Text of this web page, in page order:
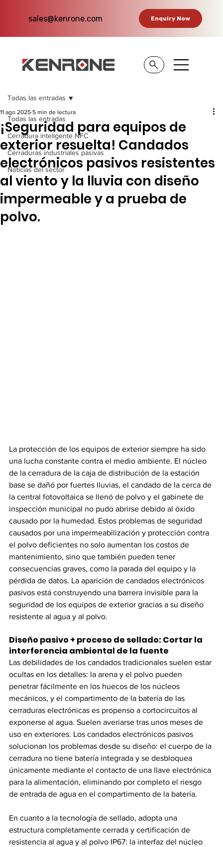
sales@kenrone.com Enquiry Now
Todas las entradas
Cerradura inteligente NFC
Cerraduras industriales pasivas
Noticias del sector
Todas las entradas
¡Seguridad para equipos de
exterior resuelta! Candados
electrónicos pasivos resistentes
al viento y la lluvia con diseño
impermeable y a prueba de
polvo.
11 ago 2025 5 min de lectura
La protección de los equipos de exterior siempre ha sido
una lucha constante contra el medio ambiente. El núcleo
de la cerradura de la caja de distribución de la estación
base se dañó por fuertes lluvias, el candado de la cerca de
la central fotovoltaica se llenó de polvo y el gabinete de
inspección municipal no pudo abrirse debido al óxido
causado por la humedad. Estos problemas de seguridad
causados por una impermeabilización y protección contra
el polvo deficientes no solo aumentan los costos de
mantenimiento, sino que también pueden tener
consecuencias graves, como la parada del equipo y la
pérdida de datos. La aparición de candados electrónicos
pasivos está construyendo una barrera invisible para la
seguridad de los equipos de exterior gracias a su diseño
resistente al agua y al polvo.
Diseño pasivo + proceso de sellado: Cortar la
interferencia ambiental de la fuente
Las debilidades de los candados tradicionales suelen estar
ocultas en los detalles: la arena y el polvo pueden
penetrar fácilmente en los huecos de los núcleos
mecánicos, y el compartimento de la batería de las
cerraduras electrónicas es propenso a cortocircuitos al
exponerse al agua. Suelen averiarse tras unos meses de
uso en exteriores. Los candados electrónicos pasivos
solucionan los problemas desde su diseño: el cuerpo de la
cerradura no tiene batería integrada y se desbloquea
únicamente mediante el contacto de una llave electrónica
para la alimentación, eliminando por completo el riesgo
de entrada de agua en el compartimento de la batería.
En cuanto a la tecnología de sellado, adopta una
estructura completamente cerrada y certificación de
resistencia al agua y al polvo IP67: la interfaz del núcleo